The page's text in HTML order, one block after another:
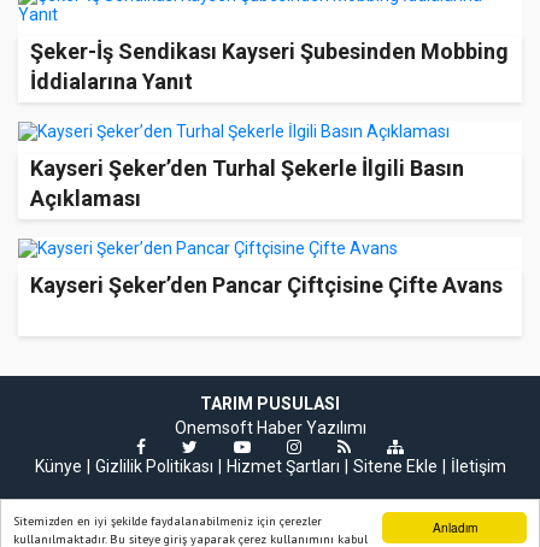
Anladım
Sitemizden en iyi şekilde faydalanabilmeniz için çerezler
kullanılmaktadır. Bu siteye giriş yaparak çerez kullanımını kabul
Şeker-İş Sendikası Kayseri Şubesinden Mobbing
İddialarına Yanıt
Kayseri Şeker’den Turhal Şekerle İlgili Basın
Açıklaması
Kayseri Şeker’den Pancar Çiftçisine Çifte Avans
TARIM PUSULASI
Onemsoft Haber Yazılımı
Künye
Gizlilik Politikası Hizmet Şartları Sitene Ekle İletişim